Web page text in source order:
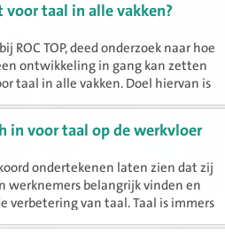
voor taal in alle vakken?
ROC TOP, deed onderzoek naar hoe
ontwikkeling in gang kan zetten
taal in alle vakken. Doel hiervan is
van de leerlingen in het mbo....
in voor taal op de werkvloer
ondertekenen laten zien dat zij
werknemers belangrijk vinden en
verbetering van taal. Taal is immers
Het idee achter...